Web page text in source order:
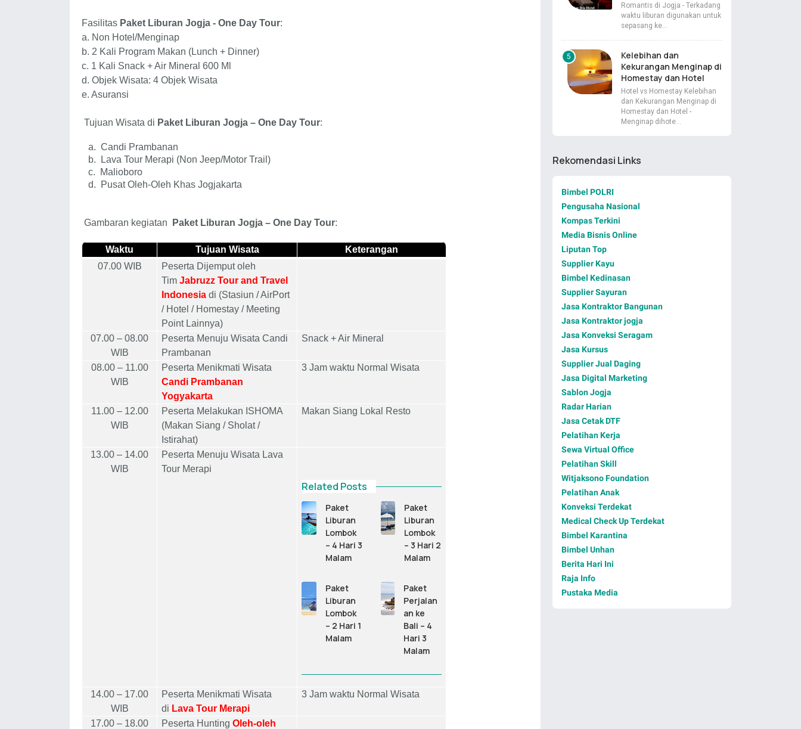
Fasilitas Paket Liburan Jogja - One Day Tour:
a. Non Hotel/Menginap
b. 2 Kali Program Makan (Lunch + Dinner)
c. 1 Kali Snack + Air Mineral 600 Ml
d. Objek Wisata: 4 Objek Wisata
e. Asuransi
Tujuan Wisata di Paket Liburan Jogja – One Day Tour:
a. Candi Prambanan
b.
Lava Tour Merapi (Non Jeep/Motor Trail)
c.
Malioboro
d.
Pusat Oleh-Oleh Khas Jogjakarta
Gambaran kegiatan Paket Liburan Jogja – One Day Tour:
Waktu Tujuan Wisata
Keterangan
07.00 WIB
Peserta Dijemput oleh
TimJabruzz Tour and Travel
Indonesia di (Stasiun / AirPort
/ Hotel / Homestay / Meeting
Point Lainnya)
07.00 – 08.00
WIB
Peserta Menuju Wisata Candi
Prambanan
Snack + Air Mineral
08.00 – 11.00
WIB
Peserta Menikmati Wisata
Candi Prambanan
Yogyakarta
3 Jam waktu Normal Wisata
11.00 – 12.00
WIB
Peserta Melakukan ISHOMA
(Makan Siang / Sholat /
Istirahat)
Makan Siang Lokal Resto
13.00 – 14.00
WIB
Peserta Menuju Wisata Lava
Tour Merapi
Related Posts
Paket
Liburan
Lombok
– 4 Hari 3
Malam
Paket
Liburan
Lombok
– 3 Hari 2
Malam
Paket
Liburan
Lombok
– 2 Hari 1
Malam
Paket
Perjalan
an ke
Bali – 4
Hari 3
Malam
14.00 – 17.00
WIB
Peserta Menikmati Wisata
di Lava Tour Merapi
3 Jam waktu Normal Wisata
17.00 – 18.00
Peserta HuntingOleh-oleh
Romantis di Jogja - Terkadang
waktu liburan digunakan untuk
sepasang ke…
Kelebihan dan
Kekurangan Menginap di
Homestay dan Hotel
Hotel vs Homestay Kelebihan
dan Kekurangan Menginap di
Homestay dan Hotel -
Menginap dihote…
Rekomendasi Links
Bimbel POLRI
Pengusaha Nasional
Kompas Terkini
Media Bisnis Online
Liputan Top
Supplier Kayu
Bimbel Kedinasan
Supplier Sayuran
Jasa Kontraktor Bangunan
Jasa Kontraktor jogja
Jasa Konveksi Seragam
Jasa Kursus
Supplier Jual Daging
Jasa Digital Marketing
Sablon Jogja
Radar Harian
Jasa Cetak DTF
Pelatihan Kerja
Sewa Virtual Office
Pelatihan Skill
Witjaksono Foundation
Pelatihan Anak
Konveksi Terdekat
Medical Check Up Terdekat
Bimbel Karantina
Bimbel Unhan
Berita Hari Ini
Raja Info
Pustaka Media